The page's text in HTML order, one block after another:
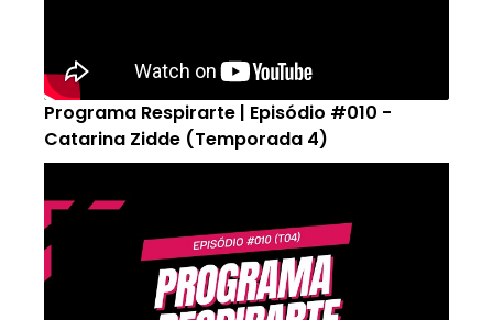
Programa Respirarte | Episódio #010 -
Catarina Zidde (Temporada 4)